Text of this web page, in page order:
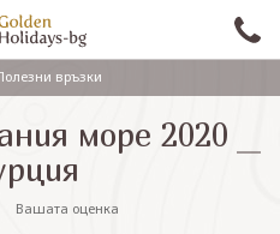
връзки
море 2020
Вашата оценка